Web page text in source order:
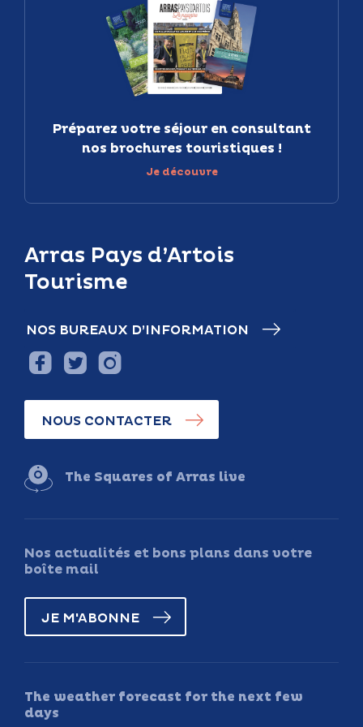
Arras Pays d’Artois
Tourisme
NOS BUREAUX D’INFORMATION
NOUS CONTACTER
The Squares of Arras live
Nos actualités et bons plans dans votre
boîte mail
JE M'ABONNE
The weather forecast for the next few
days
Préparez votre séjour en consultant
nos brochures touristiques !
Je découvre